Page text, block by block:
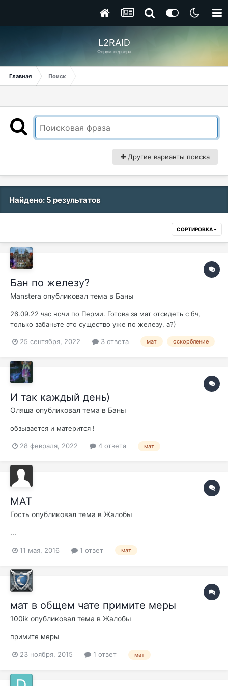
L2RAID
Форум сервера
Главная Поиск
Другие варианты поиска
Найдено: 5 результатов
СОРТИРОВКА
Бан по железу?
Manstera опубликовал тема в Баны
26.09.22 час ночи по Перми. Готова за мат отсидеть с бч,
только забаньте это существо уже по железу, а?)
25 сентября, 2022 3 ответа мат оскорбление
И так каждый день)
Оляша опубликовал тема в Баны
обзывается и матерится !
28 февраля, 2022 4 ответа мат
МАТ
Гость опубликовал тема в Жалобы
...
11 мая, 2016 1 ответ мат
мат в общем чате примите меры
100ik опубликовал тема в Жалобы
примите меры
23 ноября, 2015 1 ответ мат